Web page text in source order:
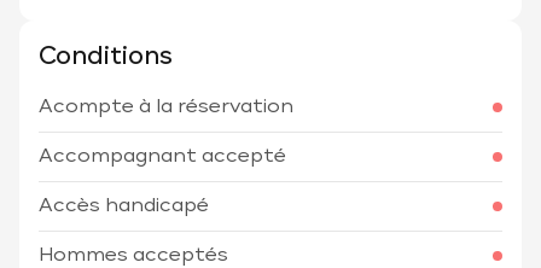
Conditions
Acompte à la réservation
Accompagnant accepté
Accès handicapé
Hommes acceptés